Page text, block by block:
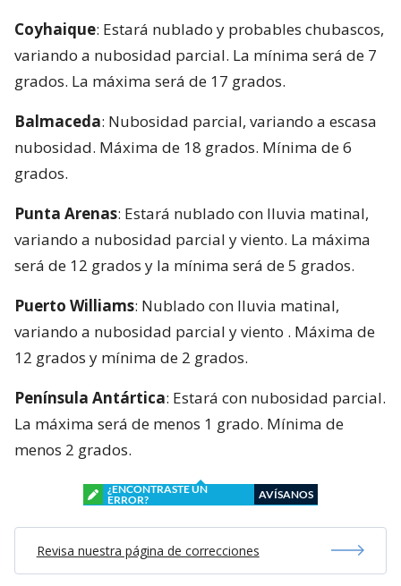
Coyhaique: Estará nublado y probables chubascos,
variando a nubosidad parcial. La mínima será de 7
grados. La máxima será de 17 grados.
Balmaceda: Nubosidad parcial, variando a escasa
nubosidad. Máxima de 18 grados. Mínima de 6
grados.
Punta Arenas: Estará nublado con lluvia matinal,
variando a nubosidad parcial y viento. La máxima
será de 12 grados y la mínima será de 5 grados.
Puerto Williams: Nublado con lluvia matinal,
variando a nubosidad parcial y viento . Máxima de
12 grados y mínima de 2 grados.
Península Antártica: Estará con nubosidad parcial.
La máxima será de menos 1 grado. Mínima de
menos 2 grados.
¿ENCONTRASTE UN
ERROR?
AVÍSANOS
Revisa nuestra página de correcciones